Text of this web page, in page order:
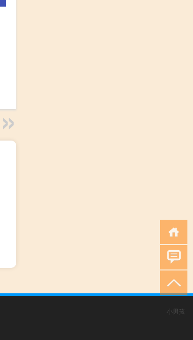
小男孩